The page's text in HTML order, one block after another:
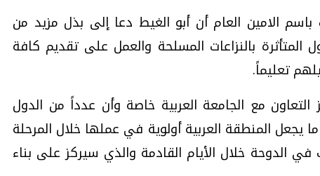
الامين العام أن أبو الغيط دعا إلى بذل مزيد من
بالنزاعات المسلحة والعمل على تقديم كافة
تعليماً.
مع الجامعة العربية خاصة وأن عدداً من الدول
يجعل المنطقة العربية أولوية في عملها خلال المرحلة
في الدوحة خلال الأيام القادمة والذي سيركز على بناء